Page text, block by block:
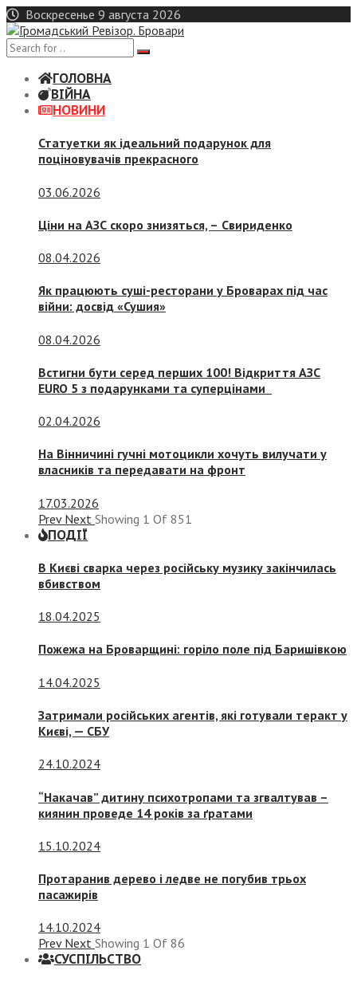
Skip
to
content
Воскресенье 9 августа 2026
ГОЛОВНА
ВІЙНА
НОВИНИ
Статуетки як ідеальний подарунок для
поціновувачів прекрасного
03.06.2026
Ціни на АЗС скоро знизяться, – Свириденко
08.04.2026
Як працюють суші-ресторани у Броварах під час
війни: досвід «Сушия»
08.04.2026
Встигни бути серед перших 100! Відкриття АЗС
EURO 5 з подарунками та суперцінами
02.04.2026
На Вінничині гучні мотоцикли хочуть вилучати у
власників та передавати на фронт
17.03.2026
Prev Next Showing 1 Of 851
ПОДІЇ
В Києві сварка через російську музику закінчилась
вбивством
18.04.2025
Пожежа на Броварщині: горіло поле під Баришівкою
14.04.2025
Затримали російських агентів, які готували теракт у
Києві, — СБУ
24.10.2024
“Накачав” дитину психотропами та згвалтував –
киянин проведе 14 років за ґратами
15.10.2024
Протаранив дерево і ледве не погубив трьох
пасажирів
14.10.2024
Prev Next Showing 1 Of 86
СУСПIЛЬСТВО